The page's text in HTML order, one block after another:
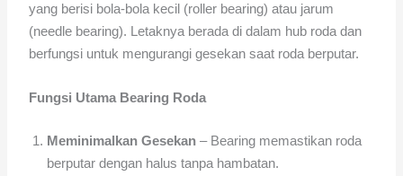
yang berisi bola-bola kecil (roller bearing) atau jarum
(needle bearing). Letaknya berada di dalam hub roda dan
berfungsi untuk mengurangi gesekan saat roda berputar.
Fungsi Utama Bearing Roda
Meminimalkan Gesekan – Bearing memastikan roda
berputar dengan halus tanpa hambatan.